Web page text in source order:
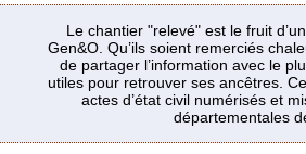
Le chantier "relevé" est le fruit
Gen&O. Qu’ils soient remerciés
de partager l’information avec le
utiles pour retrouver ses ancêtres.
actes d’état civil numérisés et
départementales